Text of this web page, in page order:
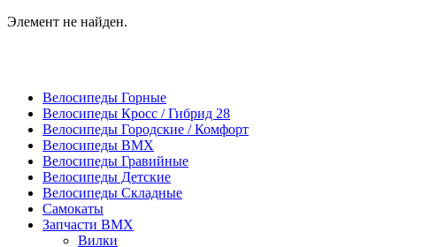
Элемент не найден.
Велосипеды Горные
Велосипеды Кросс / Гибрид 28
Велосипеды Городские / Комфорт
Велосипеды BMX
Велосипеды Гравийные
Велосипеды Детские
Велосипеды Складные
Самокаты
Запчасти BMX
Вилки